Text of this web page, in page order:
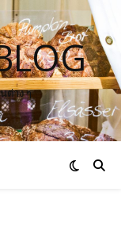
ต่าง ๆ